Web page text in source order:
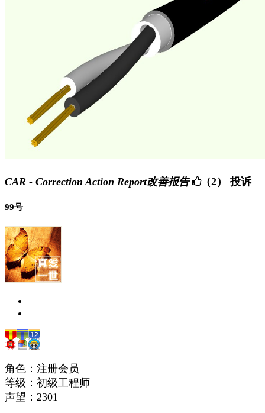
CAR - Correction Action Report改善报告 （2） 投诉
99号
角色：注册会员
等级：初级工程师
声望： 2301